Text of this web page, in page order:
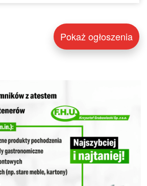
Pokaż ogłoszenia